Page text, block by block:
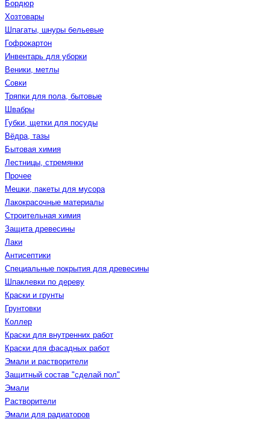
Бордюр
Хозтовары
Шпагаты, шнуры бельевые
Гофрокартон
Инвентарь для уборки
Веники, метлы
Совки
Тряпки для пола, бытовые
Швабры
Губки, щетки для посуды
Вёдра, тазы
Бытовая химия
Лестницы, стремянки
Прочее
Мешки, пакеты для мусора
Лакокрасочные материалы
Строительная химия
Защита древесины
Лаки
Антисептики
Специальные покрытия для древесины
Шпаклевки по дереву
Краски и грунты
Грунтовки
Коллер
Краски для внутренних работ
Краски для фасадных работ
Эмали и растворители
Защитный состав "сделай пол"
Эмали
Растворители
Эмали для радиаторов